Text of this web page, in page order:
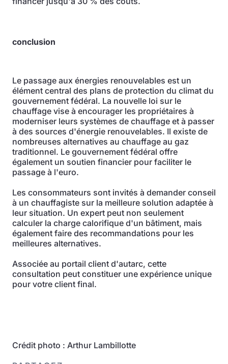
conclusion
Le passage aux énergies renouvelables est un
élément central des plans de protection du climat du
gouvernement fédéral. La nouvelle loi sur le
chauffage vise à encourager les propriétaires à
moderniser leurs systèmes de chauffage et à passer
à des sources d'énergie renouvelables. Il existe de
nombreuses alternatives au chauffage au gaz
traditionnel. Le gouvernement fédéral offre
également un soutien financier pour faciliter le
passage à l'euro.
Les consommateurs sont invités à demander conseil
à un chauffagiste sur la meilleure solution adaptée à
leur situation. Un expert peut non seulement
calculer la charge calorifique d'un bâtiment, mais
également faire des recommandations pour les
meilleures alternatives.
Associée au portail client d'autarc, cette
consultation peut constituer une expérience unique
pour votre client final.
Crédit photo : Arthur Lambillotte